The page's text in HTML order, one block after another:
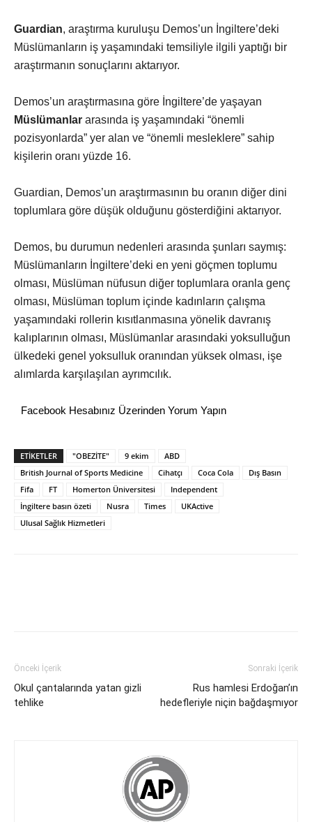
Guardian, araştırma kuruluşu Demos’un İngiltere’deki
Müslümanların iş yaşamındaki temsiliyle ilgili yaptığı bir
araştırmanın sonuçlarını aktarıyor.
Demos’un araştırmasına göre İngiltere’de yaşayan
Müslümanlar arasında iş yaşamındaki “önemli
pozisyonlarda” yer alan ve “önemli mesleklere” sahip
kişilerin oranı yüzde 16.
Guardian, Demos’un araştırmasının bu oranın diğer dini
toplumlara göre düşük olduğunu gösterdiğini aktarıyor.
Demos, bu durumun nedenleri arasında şunları saymış:
Müslümanların İngiltere’deki en yeni göçmen toplumu
olması, Müslüman nüfusun diğer toplumlara oranla genç
olması, Müslüman toplum içinde kadınların çalışma
yaşamındaki rollerin kısıtlanmasına yönelik davranış
kalıplarının olması, Müslümanlar arasındaki yoksulluğun
ülkedeki genel yoksulluk oranından yüksek olması, işe
alımlarda karşılaşılan ayrımcılık.
Facebook Hesabınız Üzerinden Yorum Yapın
ETİKETLER "OBEZİTE" 9 ekim
ABD
British Journal of Sports Medicine
Cihatçı Coca Cola
Dış Basın
Fifa
FT Homerton Üniversitesi
Independent
İngiltere basın özeti
Nusra Times
UKActive
Ulusal Sağlık Hizmetleri
Önceki İçerik
Okul çantalarında yatan gizli
tehlike
Sonraki İçerik
Rus hamlesi Erdoğan’ın
hedefleriyle niçin bağdaşmıyor